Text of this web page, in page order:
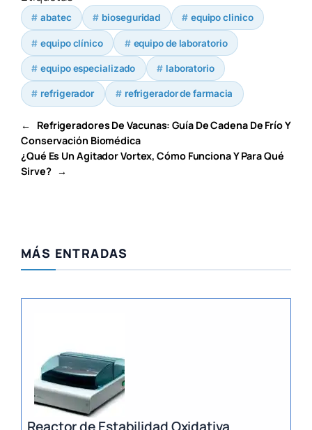
abatec bioseguridad equipo clinico
equipo clínico equipo de laboratorio
equipo especializado laboratorio
refrigerador refrigerador de farmacia
←
Refrigeradores De Vacunas: Guía De Cadena De Frío Y
Conservación Biomédica
¿Qué Es Un Agitador Vortex, Cómo Funciona Y Para Qué
Sirve? →
MÁS ENTRADAS
Reactor de Estabilidad Oxidativa